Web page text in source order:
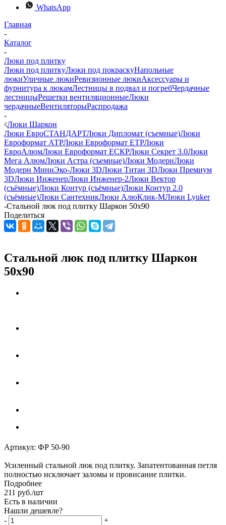
WhatsApp
Главная
-
Каталог
-
Люки под плитку
Люки под плиткуЛюки под покраскуНапольные
люкиУличные люкиРевизионные люкиАксессуары и
фурнитура к люкамЛестницы в подвал и погребЧердачные
лестницыРешетки вентиляционныеЛюки
чердачныеВентиляторыРаспродажа
-
Люки Шаркон
Люки ЕвроСТАНДАРТЛюки Дипломат (съемные)Люки
Евроформат АТРЛюки Евроформат ЕТРЛюки
ЕвроАлюмЛюки Евроформат ЕСКРЛюки Секрет 3.0Люки
Мега АлюмЛюки Астра (съемные)Люки МодернЛюки
Модерн МиниЭко-Люки 3DЛюки Титан 3DЛюки Премиум
3DЛюки ИнженерЛюки Инженер-2Люки Вектор
(съёмные)Люки Контур (съёмные)Люки Контур 2.0
(съёмные)Люки СантехникЛюки АлюКлик-МЛюки Lyuker
-Стальной люк под плитку Шаркон 50x90
Поделиться
Стальной люк под плитку Шаркон
50x90
Артикул: ФР 50-90
Усиленный стальной люк под плитку. Запатентованная петля
полностью иcключает заломы и провисание плитки.
Подробнее
211 руб./шт
Есть в наличии
Нашли дешевле?
-
+